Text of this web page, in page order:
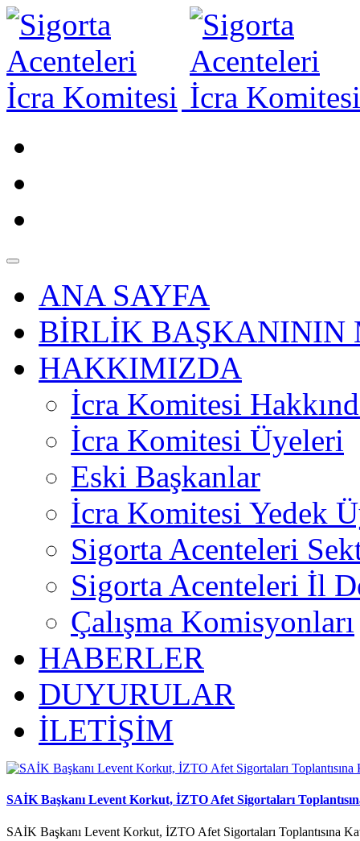
ANA SAYFA
BİRLİK BAŞKANININ
HAKKIMIZDA
İcra Komitesi
İcra Komitesi Üyeleri
Eski Başkanlar
İcra Komitesi Yedek
Sigorta Acenteleri
Sigorta Acenteleri İl
Çalışma Komisyonları
HABERLER
DUYURULAR
İLETİŞİM
SAİK Başkanı Levent Korkut, İZTO Afet Sigortaları
SAİK Başkanı Levent Korkut, İZTO Afet Sigortaları Toplantısına